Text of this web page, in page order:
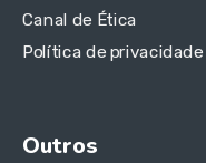
Canal de Ética
Política de privacidade
Outros